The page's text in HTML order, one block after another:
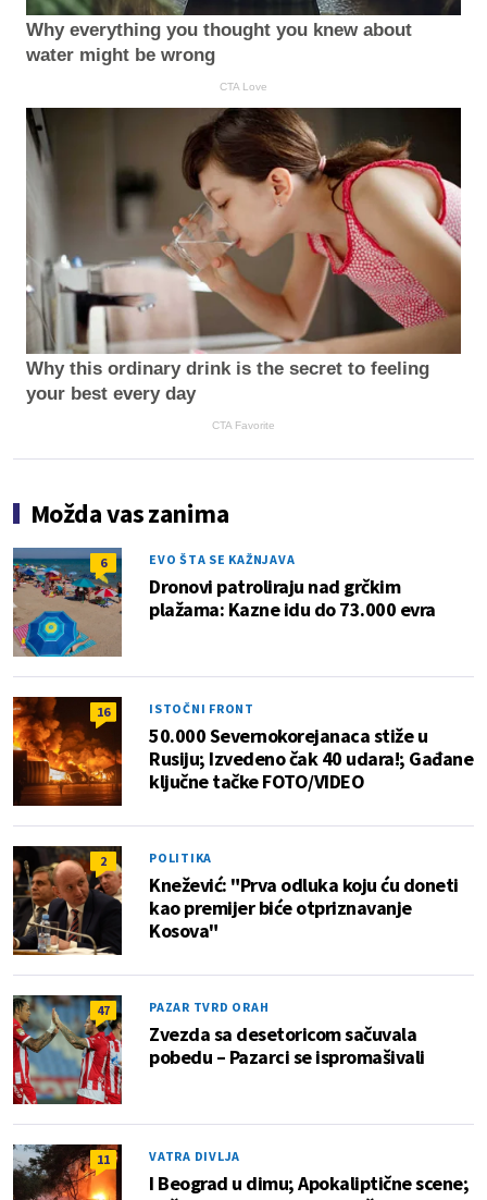
Why everything you thought you knew about
water might be wrong
CTA Love
Why this ordinary drink is the secret to feeling
your best every day
CTA Favorite
Možda vas zanima
6 EVO ŠTA SE KAŽNJAVA
Dronovi patroliraju nad grčkim
plažama: Kazne idu do 73.000 evra
16 ISTOČNI FRONT
50.000 Severnokorejanaca stiže u
Rusiju; Izvedeno čak 40 udara!; Gađane
ključne tačke FOTO/VIDEO
2 POLITIKA
Knežević: "Prva odluka koju ću doneti
kao premijer biće otpriznavanje
Kosova"
47 PAZAR TVRD ORAH
Zvezda sa desetoricom sačuvala
pobedu – Pazarci se ispromašivali
11 VATRA DIVLJA
I Beograd u dimu; Apokaliptične scene;